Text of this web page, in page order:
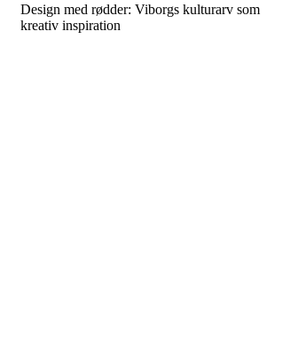
Design med rødder: Viborgs kulturarv som
kreativ inspiration